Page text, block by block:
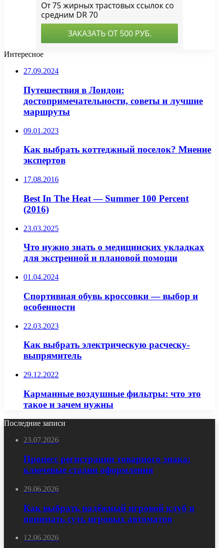
Интересное
27.09.2024
Путешествия в Лондон:
достопримечательности, советы и лучшие
маршруты
09.01.2023
Как выбрать коттеджный поселок? Мнение
экспертов
17.08.2016
Best In The Heat — Summer 100 Percent
(2016)
23.03.2025
Что нужно знать о медицинских укладках
для экстренной и плановой помощи
01.04.2024
Спортивная обувь кроссовки — выбор и
особенности
22.03.2023
Как выбрать электрическую расческу-
выпрямитель
29.12.2022
Карманные воздушные фильтры: что это
такое и зачем нужны
Последние записи
23.07.2026
Процесс регистрации товарного знака:
ключевые стадии оформления
29.06.2026
Как выбрать надёжный игровой клуб и
понимать суть игровых автоматов
12.06.2026